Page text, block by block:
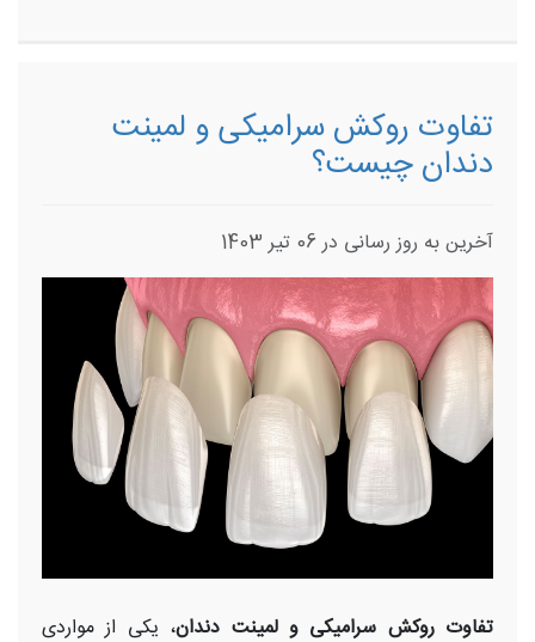
تفاوت روکش سرامیکی و لمینت
دندان چیست؟
آخرین به روز رسانی در 06 تیر 1403
تفاوت روکش سرامیکی و لمینت دندان، یکی از مواردی